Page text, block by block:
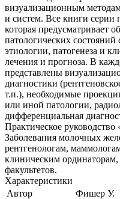
визуализационным
и систем. Все книги серии
которая предусматривает
патологических
этиологии, патогенеза и
лечения и прогноза. В
представлены
диагностики
т.п.), необходимые
или иной патологии,
дифференциальная
Практическое руководство
Заболевания молочных
рентгенологам,
клиническим
факультетов.
Характеристики
Автор
Фишер У.